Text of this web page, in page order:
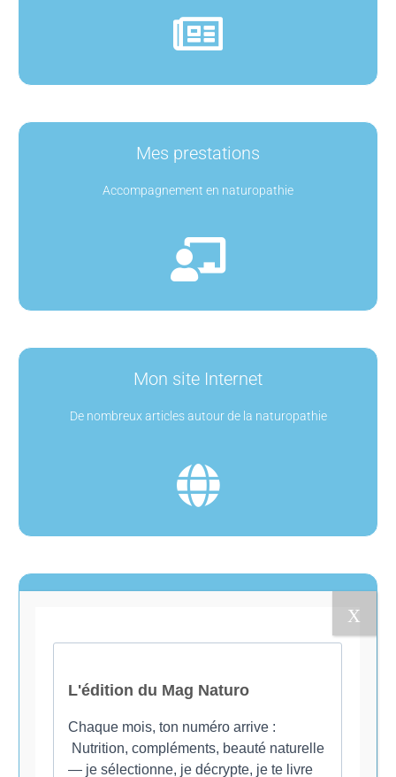
Mes prestations
Accompagnement en naturopathie
Mon site Internet
De nombreux articles autour de la naturopathie
Des codes promo chez des partenaires de
Sunday Natural, Argalys..